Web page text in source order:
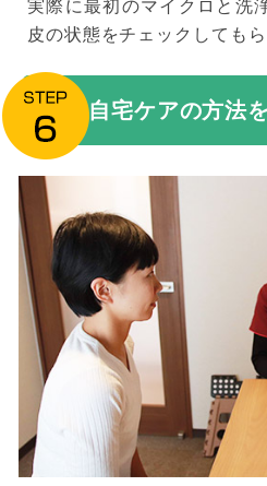
実際に最初のマイクロと洗
皮の状態をチェックしても
自宅ケアの方法